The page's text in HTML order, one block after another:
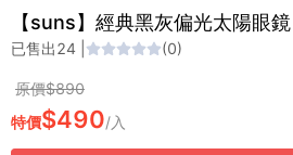
【suns】經典黑灰偏光太陽眼
已售出24 (0)
原價$890
特價$490/入